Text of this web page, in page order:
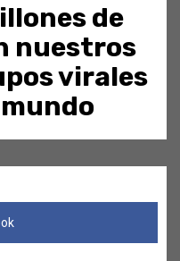
de
nuestros
virales